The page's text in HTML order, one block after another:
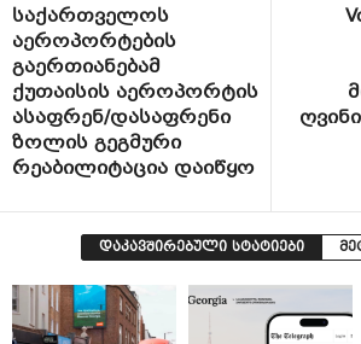
საქართველოს
აეროპორტების
გაერთიანებამ
ქუთაისის აეროპორტის
ასაფრენ/დასაფრენი
ზოლის გეგმური
რეაბილიტაცია დაიწყო
დაკავშირებული სტატიები